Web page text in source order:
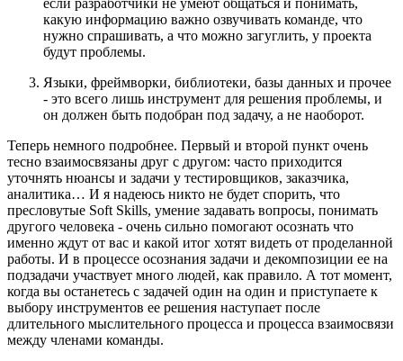
какую информацию важно озвучивать команде, что
нужно спрашивать, а что можно загуглить, у проекта
будут проблемы.
Языки, фреймворки, библиотеки, базы данных и прочее
- это всего лишь инструмент для решения проблемы, и
он должен быть подобран под задачу, а не наоборот.
Теперь немного подробнее. Первый и второй пункт очень
тесно взаимосвязаны друг с другом: часто приходится
уточнять нюансы и задачи у тестировщиков, заказчика,
аналитика… И я надеюсь никто не будет спорить, что
пресловутые Soft Skills, умение задавать вопросы, понимать
другого человека - очень сильно помогают осознать что
именно ждут от вас и какой итог хотят видеть от проделанной
работы. И в процессе осознания задачи и декомпозиции ее на
подзадачи участвует много людей, как правило. А тот момент,
когда вы останетесь с задачей один на один и приступаете к
выбору инструментов ее решения наступает после
длительного мыслительного процесса и процесса взаимосвязи
между членами команды.